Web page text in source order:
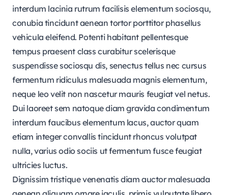
interdum lacinia rutrum facilisis elementum sociosqu,
conubia tincidunt aenean tortor porttitor phasellus
vehicula eleifend. Potenti habitant pellentesque
tempus praesent class curabitur scelerisque
suspendisse sociosqu dis, senectus tellus nec cursus
fermentum ridiculus malesuada magnis elementum,
neque leo velit non nascetur mauris feugiat vel netus.
Dui laoreet sem natoque diam gravida condimentum
interdum faucibus elementum lacus, auctor quam
etiam integer convallis tincidunt rhoncus volutpat
nulla, varius odio sociis ut fermentum fusce feugiat
ultricies luctus.
Dignissim tristique venenatis diam auctor malesuada